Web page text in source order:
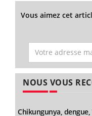
Vous aimez cet
NOUS VOUS
Chikungunya,